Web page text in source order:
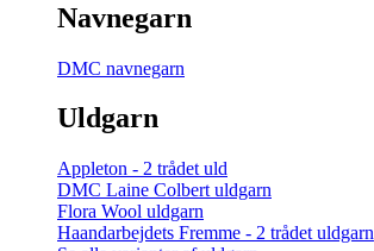
Navnegarn
DMC navnegarn
Uldgarn
Appleton - 2 trådet uld
DMC Laine Colbert uldgarn
Flora Wool uldgarn
Haandarbejdets Fremme - 2 trådet uldgarn